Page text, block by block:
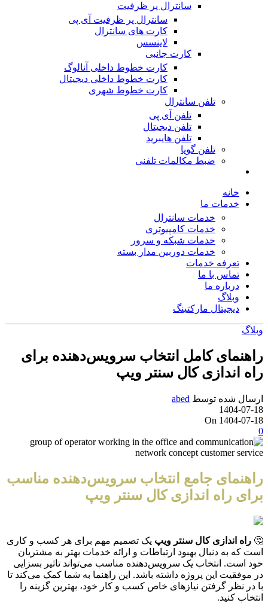
سانترال پر ظرفیت
سانترال پر ظرفیت آی پی
کارت های سانترال
لاینسس
کارت جانبی
کارت خطوط داخلی آنالوگ
کارت خطوط داخلی دیجیتال
کارت خطوط شهری
تلفن سانترال
تلفن آی پی
تلفن دیجیتال
تلفن هایبرید
تلفن گویا
ضبط مکالمات تلفنی
خانه
خدمات ما
خدمات سانترال
خدمات کامپیوتری
خدمات شبکه و سرور
خدمات دوربین مدار بسته
تعرفه خدمات
تماس با ما
درباره ما
وبلاگ
دیجیتال مارکتینگ
وبلاگ
راهنمای کامل انتخاب سرویس‌دهنده برای
راه اندازی کال سنتر ویپ
ارسال شده توسط abed
1404-07-18
On 1404-07-18
0
راهنمای جامع انتخاب سرویس‌دهنده مناسب
برای راه اندازی کال سنتر ویپ
🤔 راه اندازی کال سنتر ویپ یک تصمیم مهم برای هر کسب و کاری
است که به دنبال بهبود ارتباطات و ارائه خدمات بهتر به مشتریان
خود است. انتخاب یک سرویس‌دهنده مناسب می‌تواند تاثیر بسزایی
در موفقیت این پروژه داشته باشد. این راهنما به شما کمک می‌کند تا
با در نظر گرفتن نیازهای خاص کسب و کار خود، بهترین گزینه را
انتخاب کنید.